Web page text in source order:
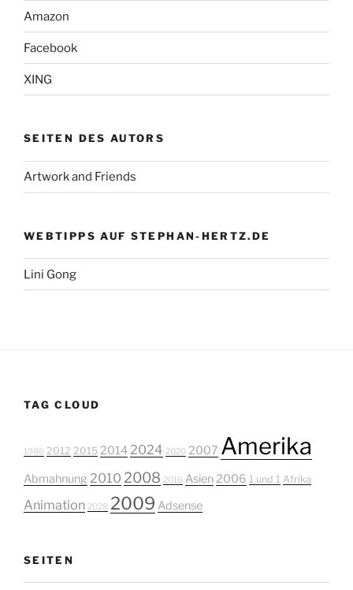
Amazon
Facebook
XING
SEITEN DES AUTORS
Artwork and Friends
WEBTIPPS AUF STEPHAN-HERTZ.DE
Lini Gong
TAG CLOUD
1986 2012 2015 2014 2024 2020 2007 Amerika
Abmahnung 2010 2008 2016 Asien2006 1 und 1 Afrika
Animation 2028 2009 Adsense
SEITEN